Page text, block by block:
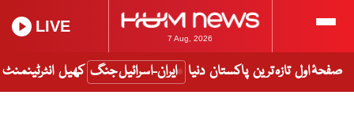
7 Aug, 2026
LIVE
صفحۂ اول تازہ ترین پاکستان دنیا ایران-اسرائیل جنگ کھیل انٹرٹینمنٹ